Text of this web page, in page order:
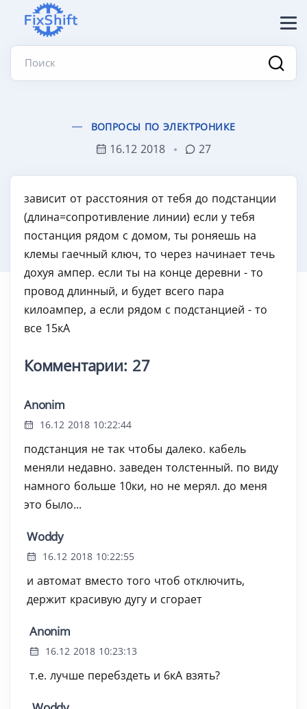
Поиск
ВОПРОСЫ ПО ЭЛЕКТРОНИКЕ
16.12 2018 27
зависит от расстояния от тебя до подстанции
(длина=сопротивление линии) если у тебя
постанция рядом с домом, ты роняешь на
клемы гаечный ключ, то через начинает течь
дохуя ампер. если ты на конце деревни - то
провод длинный, и будет всего пара
килоампер, а если рядом с подстанцией - то
все 15кА
Комментарии: 27
Anonim
16.12 2018 10:22:44
подстанция не так чтобы далеко. кабель
меняли недавно. заведен толстенный. по виду
намного больше 10ки, но не мерял. до меня
это было...
Woddy
16.12 2018 10:22:55
и автомат вместо того чтоб отключить,
держит красивую дугу и сгорает
Anonim
16.12 2018 10:23:13
т.е. лучше перебздеть и 6кА взять?